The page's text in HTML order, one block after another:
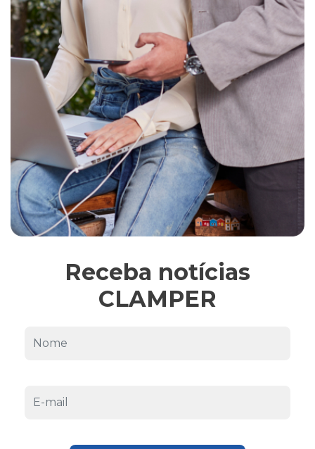
Receba notícias
CLAMPER